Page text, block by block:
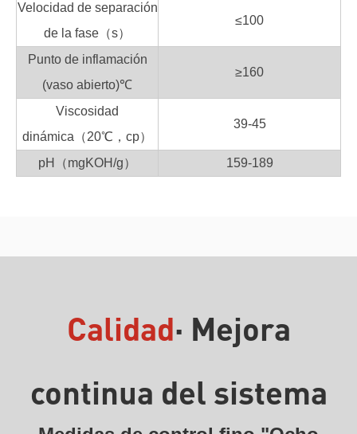
Velocidad de separación
de la fase（s）
≤100
Punto de inflamación
(vaso abierto)℃
≥160
Viscosidad
dinámica（20℃，cp）
39-45
pH（mgKOH/g） 159-189
Calidad· Mejora
continua del sistema